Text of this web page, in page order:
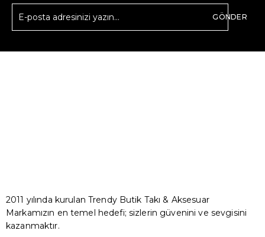
GÖNDER
2011 yılında kurulan Trendy Butik Takı & Aksesuar
Markamızın en temel hedefi; sizlerin güvenini ve sevgisini
kazanmaktır.